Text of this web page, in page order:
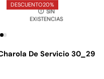
DESCUENTO20%
SIN
EXISTENCIAS
De Servicio 30_29